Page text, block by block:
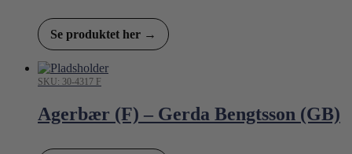
Se produktet her →
SKU: 30-4317 F
Agerbær (F) – Gerda Bengtsson (GB)